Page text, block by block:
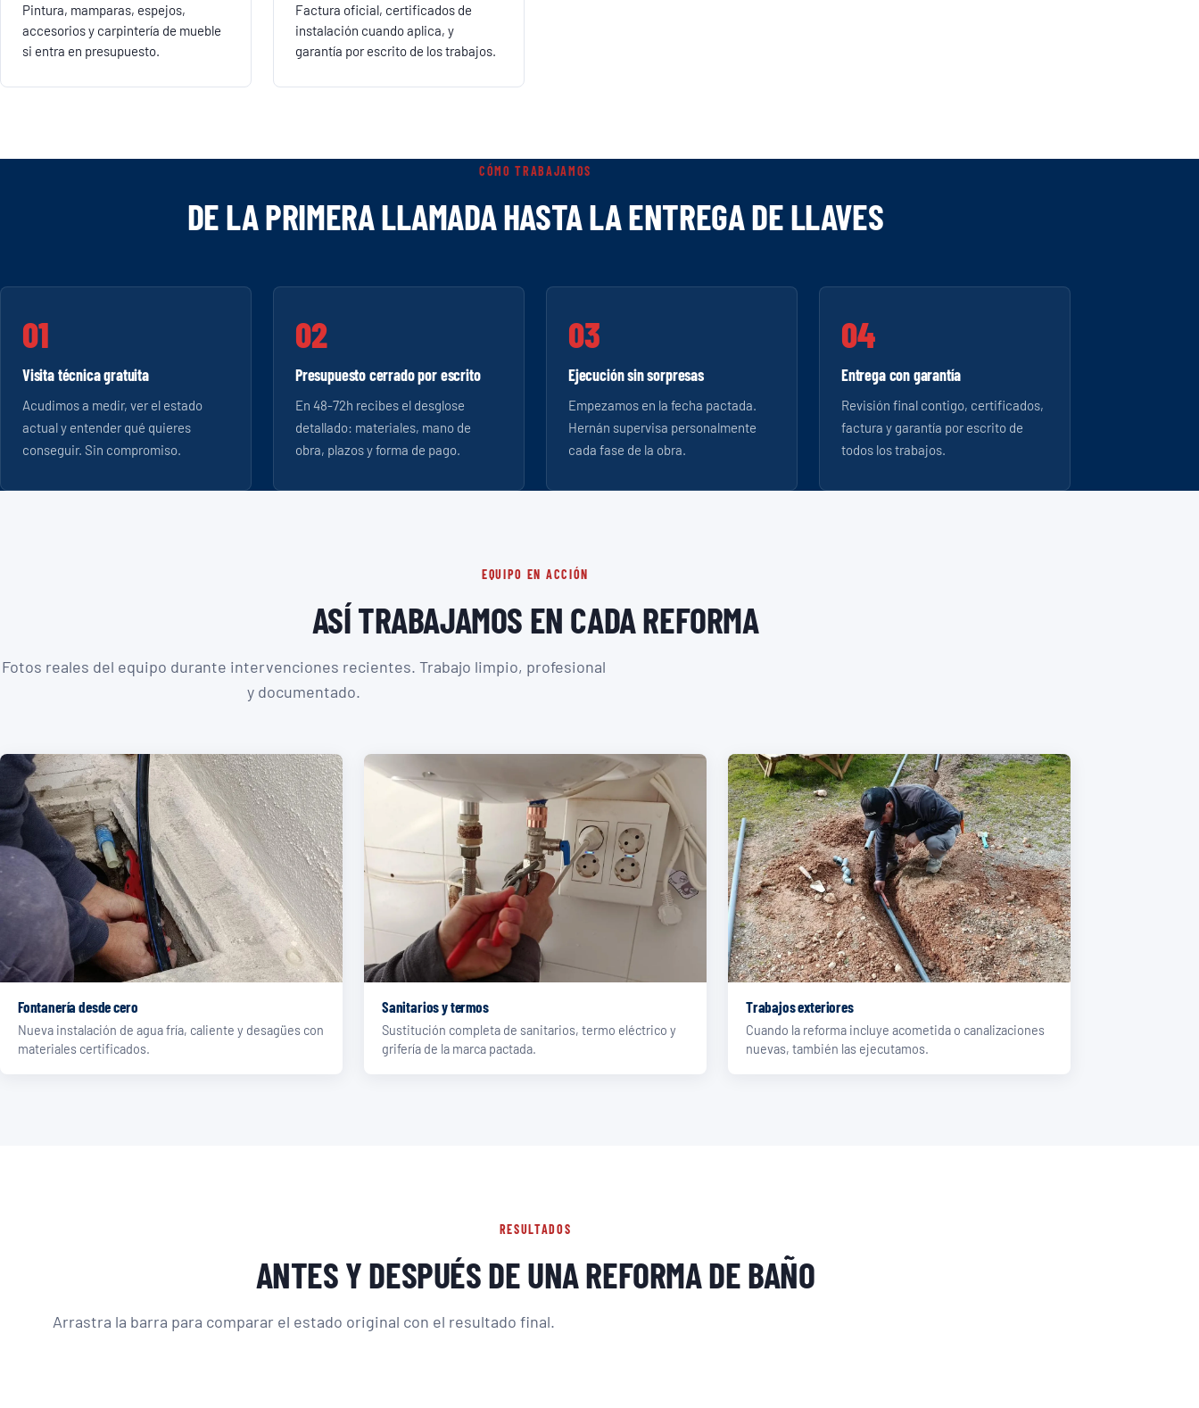
Pintura, mamparas, espejos,
accesorios y carpintería de mueble
si entra en presupuesto.
Factura oficial, certificados de
instalación cuando aplica, y
garantía por escrito de los trabajos.
CÓMO TRABAJAMOS
DE LA PRIMERA LLAMADA HASTA LA ENTREGA DE LLAVES
Visita técnica gratuita
Acudimos a medir, ver el estado
actual y entender qué quieres
conseguir. Sin compromiso.
Presupuesto cerrado por escrito
En 48-72h recibes el desglose
detallado: materiales, mano de
obra, plazos y forma de pago.
Ejecución sin sorpresas
Empezamos en la fecha pactada.
Hernán supervisa personalmente
cada fase de la obra.
Entrega con garantía
Revisión final contigo, certificados,
factura y garantía por escrito de
todos los trabajos.
EQUIPO EN ACCIÓN
ASÍ TRABAJAMOS EN CADA REFORMA
Fotos reales del equipo durante intervenciones recientes. Trabajo limpio, profesional
y documentado.
Fontanería desde cero
Nueva instalación de agua fría, caliente y desagües con
materiales certificados.
Sanitarios y termos
Sustitución completa de sanitarios, termo eléctrico y
grifería de la marca pactada.
Trabajos exteriores
Cuando la reforma incluye acometida o canalizaciones
nuevas, también las ejecutamos.
RESULTADOS
ANTES Y DESPUÉS DE UNA REFORMA DE BAÑO
Arrastra la barra para comparar el estado original con el resultado final.